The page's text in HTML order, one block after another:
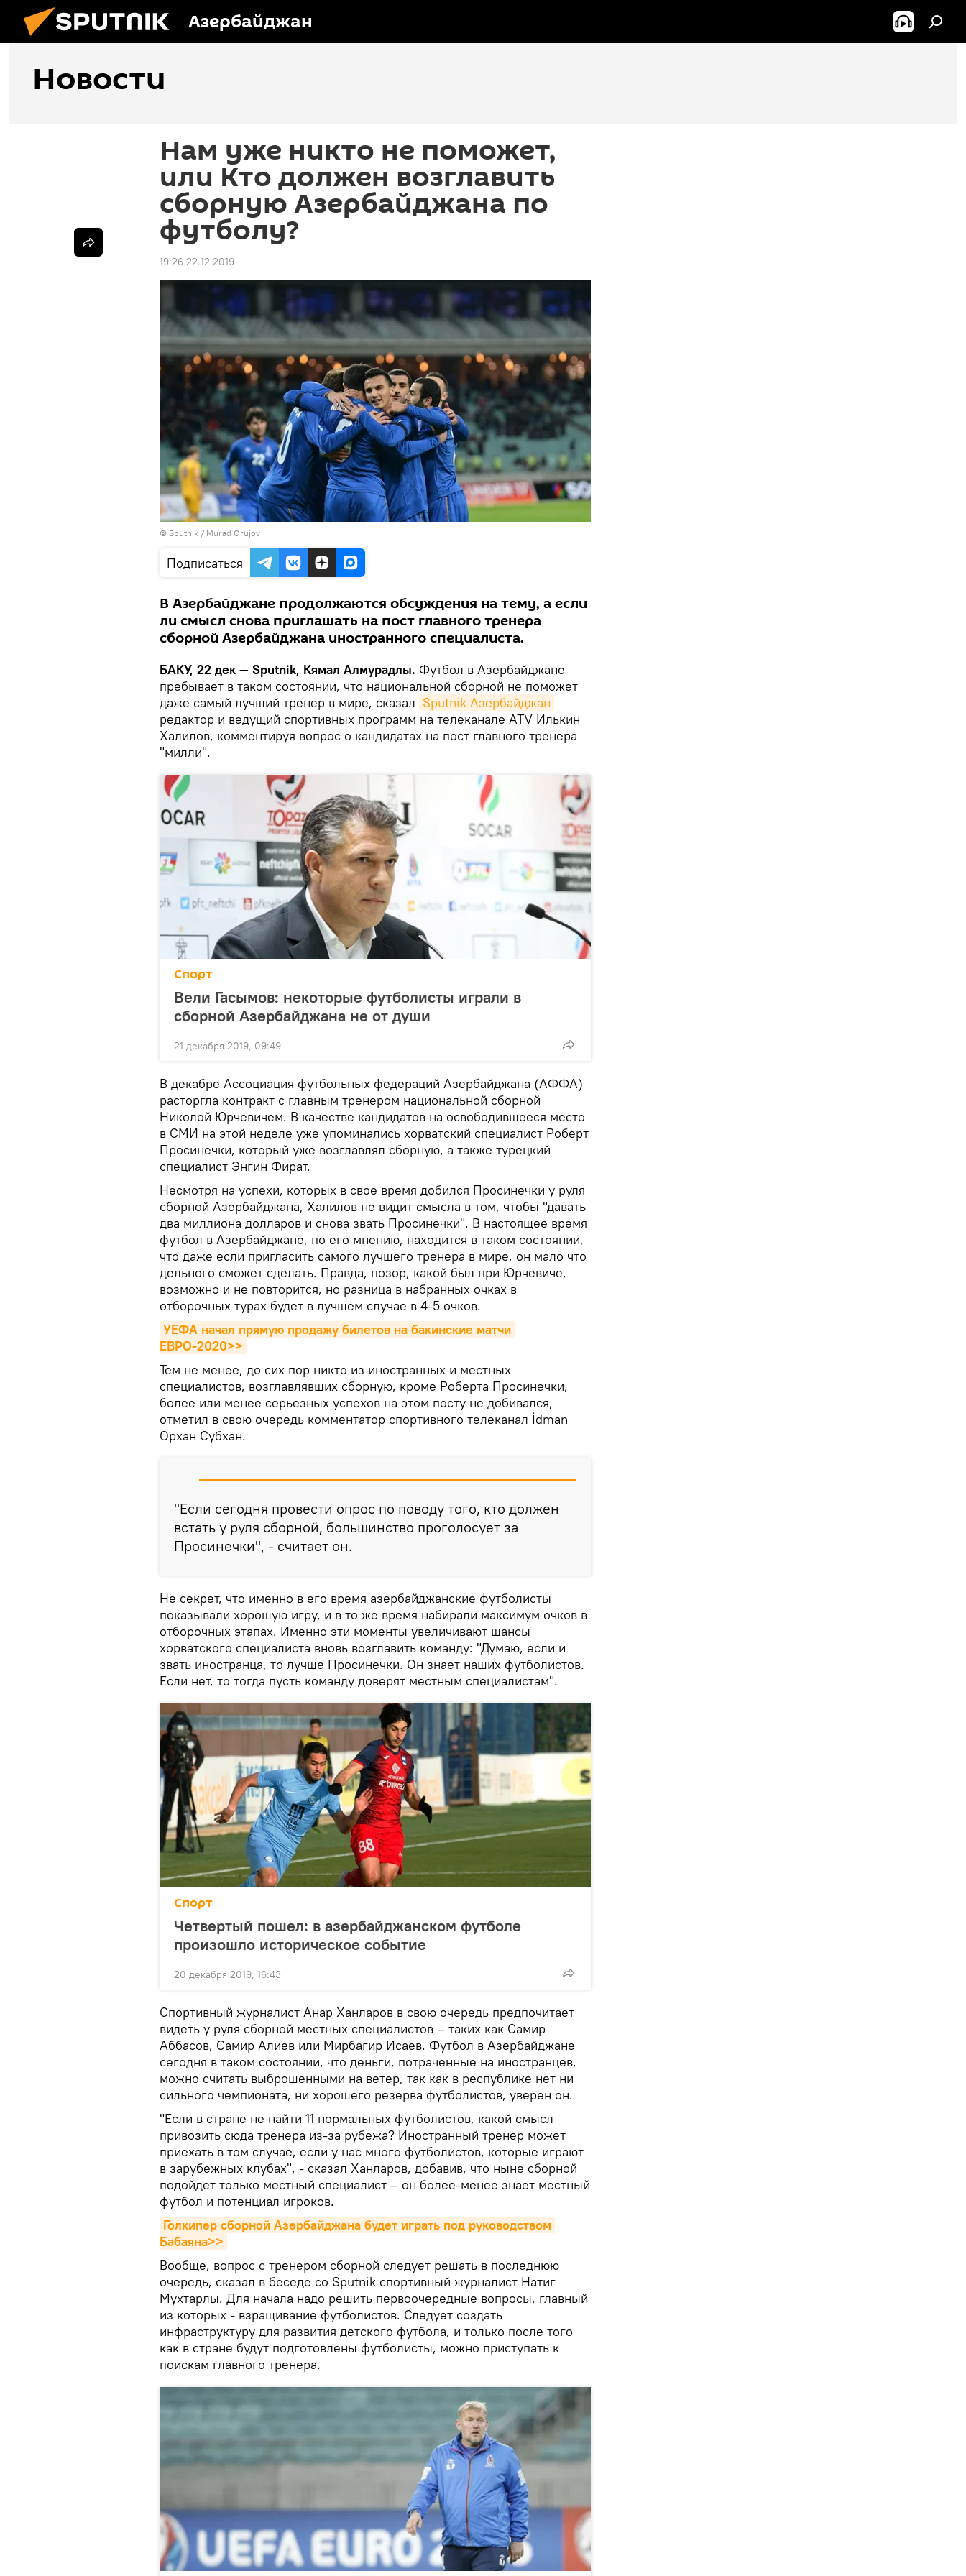
Азербайджан
Новости
Нам уже никто не поможет,
или Кто должен возглавить
сборную Азербайджана по
футболу?
19:26 22.12.2019
© Sputnik / Murad Orujov
Подписаться
В Азербайджане продолжаются обсуждения на тему, а если
ли смысл снова приглашать на пост главного тренера
сборной Азербайджана иностранного специалиста.
БАКУ, 22 дек — Sputnik, Кямал Алмурадлы. Футбол в Азербайджане
пребывает в таком состоянии, что национальной сборной не поможет
даже самый лучший тренер в мире, сказал Sputnik Азербайджан
редактор и ведущий спортивных программ на телеканале ATV Илькин
Халилов, комментируя вопрос о кандидатах на пост главного тренера
"милли".
Спорт
Вели Гасымов: некоторые футболисты играли в
сборной Азербайджана не от души
21 декабря 2019, 09:49
В декабре Ассоциация футбольных федераций Азербайджана (АФФА)
расторгла контракт с главным тренером национальной сборной
Николой Юрчевичем. В качестве кандидатов на освободившееся место
в СМИ на этой неделе уже упоминались хорватский специалист Роберт
Просинечки, который уже возглавлял сборную, а также турецкий
специалист Энгин Фират.
Несмотря на успехи, которых в свое время добился Просинечки у руля
сборной Азербайджана, Халилов не видит смысла в том, чтобы "давать
два миллиона долларов и снова звать Просинечки". В настоящее время
футбол в Азербайджане, по его мнению, находится в таком состоянии,
что даже если пригласить самого лучшего тренера в мире, он мало что
дельного сможет сделать. Правда, позор, какой был при Юрчевиче,
возможно и не повторится, но разница в набранных очках в
отборочных турах будет в лучшем случае в 4-5 очков.
УЕФА начал прямую продажу билетов на бакинские матчи
ЕВРО-2020>>
Тем не менее, до сих пор никто из иностранных и местных
специалистов, возглавлявших сборную, кроме Роберта Просинечки,
более или менее серьезных успехов на этом посту не добивался,
отметил в свою очередь комментатор спортивного телеканал İdman
Орхан Субхан.
"Если сегодня провести опрос по поводу того, кто должен
встать у руля сборной, большинство проголосует за
Просинечки", - считает он.
Не секрет, что именно в его время азербайджанские футболисты
показывали хорошую игру, и в то же время набирали максимум очков в
отборочных этапах. Именно эти моменты увеличивают шансы
хорватского специалиста вновь возглавить команду: "Думаю, если и
звать иностранца, то лучше Просинечки. Он знает наших футболистов.
Если нет, то тогда пусть команду доверят местным специалистам".
Спорт
Четвертый пошел: в азербайджанском футболе
произошло историческое событие
20 декабря 2019, 16:43
Спортивный журналист Анар Ханларов в свою очередь предпочитает
видеть у руля сборной местных специалистов – таких как Самир
Аббасов, Самир Алиев или Мирбагир Исаев. Футбол в Азербайджане
сегодня в таком состоянии, что деньги, потраченные на иностранцев,
можно считать выброшенными на ветер, так как в республике нет ни
сильного чемпионата, ни хорошего резерва футболистов, уверен он.
"Если в стране не найти 11 нормальных футболистов, какой смысл
привозить сюда тренера из-за рубежа? Иностранный тренер может
приехать в том случае, если у нас много футболистов, которые играют
в зарубежных клубах", - сказал Ханларов, добавив, что ныне сборной
подойдет только местный специалист – он более-менее знает местный
футбол и потенциал игроков.
Голкипер сборной Азербайджана будет играть под руководством
Бабаяна>>
Вообще, вопрос с тренером сборной следует решать в последнюю
очередь, сказал в беседе со Sputnik спортивный журналист Натиг
Мухтарлы. Для начала надо решить первоочередные вопросы, главный
из которых - взращивание футболистов. Следует создать
инфраструктуру для развития детского футбола, и только после того
как в стране будут подготовлены футболисты, можно приступать к
поискам главного тренера.